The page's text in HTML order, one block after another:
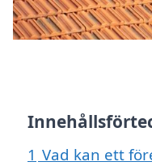
1 Vad kan ett